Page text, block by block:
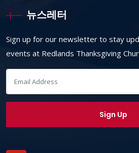
뉴스레터
Sign up for our newsletter to stay
events at Redlands Thanksgiving